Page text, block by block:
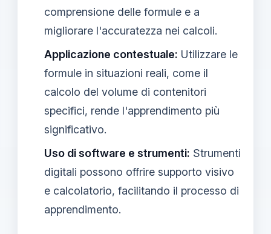
comprensione delle formule e a
migliorare l'accuratezza nei calcoli.
Applicazione contestuale: Utilizzare le
formule in situazioni reali, come il
calcolo del volume di contenitori
specifici, rende l'apprendimento più
significativo.
Uso di software e strumenti: Strumenti
digitali possono offrire supporto visivo
e calcolatorio, facilitando il processo di
apprendimento.